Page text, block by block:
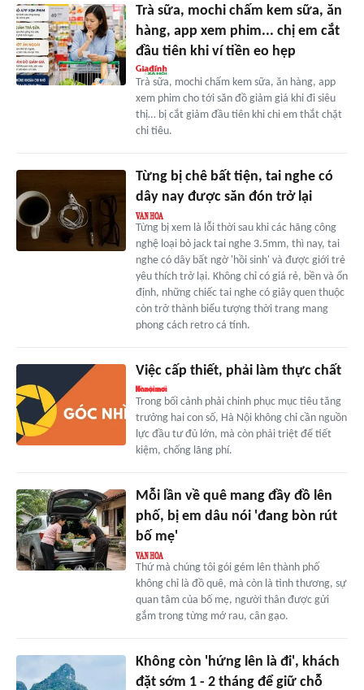
Trà sữa, mochi chấm kem sữa, ăn
hàng, app xem phim... chị em cắt
đầu tiên khi ví tiền eo hẹp
Trà sữa, mochi chấm kem sữa, ăn hàng, app
xem phim cho tới săn đồ giảm giá khi đi siêu
thị… bị cắt giảm đầu tiên khi chi em thắt chặt
chi tiêu.
Từng bị chê bất tiện, tai nghe có
dây nay được săn đón trở lại
Từng bị xem là lỗi thời sau khi các hãng công
nghệ loại bỏ jack tai nghe 3.5mm, thì nay, tai
nghe có dây bất ngờ 'hồi sinh' và được giới trẻ
yêu thích trở lại. Không chỉ có giá rẻ, bền và ổn
định, những chiếc tai nghe có giây quen thuộc
còn trở thành biểu tượng thời trang mang
phong cách retro cá tính.
Việc cấp thiết, phải làm thực chất
Trong bối cảnh phải chinh phục mục tiêu tăng
trưởng hai con số, Hà Nội không chỉ cần nguồn
lực đầu tư đủ lớn, mà còn phải triệt để tiết
kiệm, chống lãng phí.
Mỗi lần về quê mang đầy đồ lên
phố, bị em dâu nói 'đang bòn rút
bố mẹ'
Thứ mà chúng tôi gói gém lên thành phố
không chỉ là đồ quê, mà còn là tình thương, sự
quan tâm của bố mẹ, người thân được gửi
gắm trong từng mớ rau, cân gạo.
Không còn 'hứng lên là đi', khách
đặt sớm 1 - 2 tháng để giữ chỗ